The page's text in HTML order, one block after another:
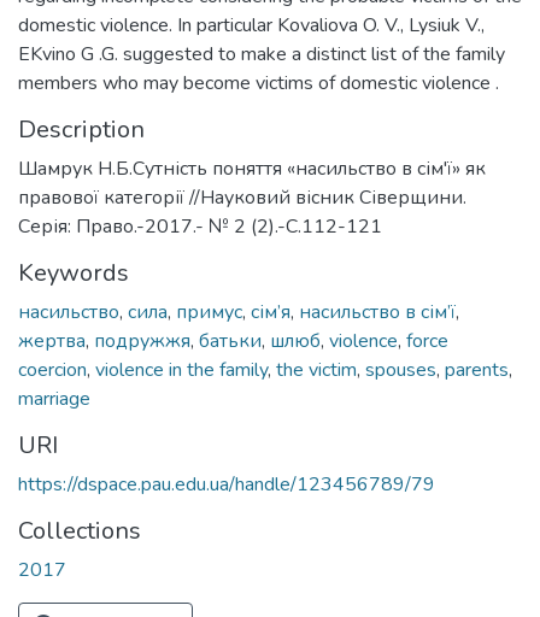
domestic violence. In particular Kovaliova O. V., Lysiuk V.,
EKvino G .G. suggested to make a distinct list of the family
members who may become victims of domestic violence .
Description
Шамрук Н.Б.Сутність поняття «насильство в сім'ї» як
правової категорії //Науковий вісник Сіверщини.
Серія: Право.-2017.- № 2 (2).-С.112-121
Keywords
насильство, сила, примус, сім’я, насильство в сім’ї,
жертва, подружжя, батьки, шлюб, violence, force
coercion, violence in the family, the victim, spouses, parents,
marriage
URI
https://dspace.pau.edu.ua/handle/123456789/79
Collections
2017